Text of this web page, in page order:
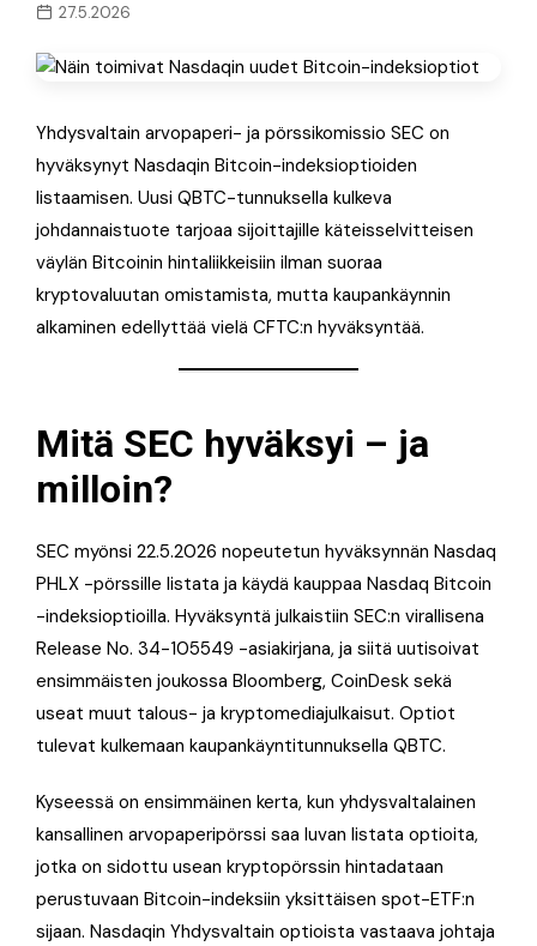
27.5.2026
Yhdysvaltain arvopaperi- ja pörssikomissio SEC on
hyväksynyt Nasdaqin Bitcoin-indeksioptioiden
listaamisen. Uusi QBTC-tunnuksella kulkeva
johdannaistuote tarjoaa sijoittajille käteisselvitteisen
väylän Bitcoinin hintaliikkeisiin ilman suoraa
kryptovaluutan omistamista, mutta kaupankäynnin
alkaminen edellyttää vielä CFTC:n hyväksyntää.
Mitä SEC hyväksyi – ja
milloin?
SEC myönsi 22.5.2026 nopeutetun hyväksynnän Nasdaq
PHLX -pörssille listata ja käydä kauppaa Nasdaq Bitcoin
-indeksioptioilla. Hyväksyntä julkaistiin SEC:n virallisena
Release No. 34-105549 -asiakirjana, ja siitä uutisoivat
ensimmäisten joukossa Bloomberg, CoinDesk sekä
useat muut talous- ja kryptomediajulkaisut. Optiot
tulevat kulkemaan kaupankäyntitunnuksella QBTC.
Kyseessä on ensimmäinen kerta, kun yhdysvaltalainen
kansallinen arvopaperipörssi saa luvan listata optioita,
jotka on sidottu usean kryptopörssin hintadataan
perustuvaan Bitcoin-indeksiin yksittäisen spot-ETF:n
sijaan. Nasdaqin Yhdysvaltain optioista vastaava johtaja